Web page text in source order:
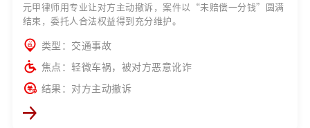
元甲律师用专业让对方主动撤诉，案件以“未赔偿一分钱”圆满
结束，委托人合法权益得到充分维护。
类型：交通事故
焦点：轻微车祸，被对方恶意讹诈
结果：对方主动撤诉